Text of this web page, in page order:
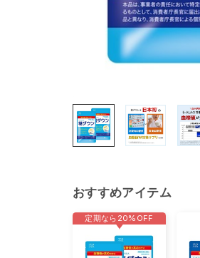
おすすめアイテム
定期なら 20% OFF